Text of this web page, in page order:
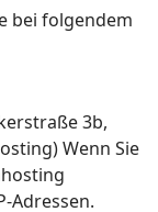
bei folgendem
3b,
Wenn Sie
Adressen.